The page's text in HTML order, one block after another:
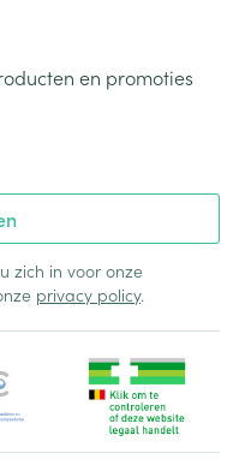
en promoties
zich in voor onze
privacy policy.